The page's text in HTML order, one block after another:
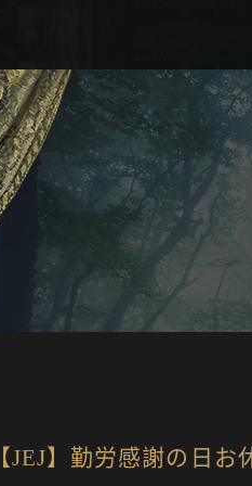
【JEJ】勤労感謝の日お